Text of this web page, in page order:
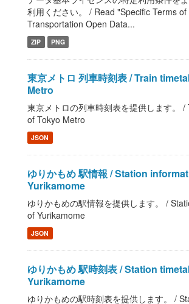
利用ください。 / Read "Specific Terms
Transportation Open Data...
ZIP PNG
東京メトロ 列車時刻表 / Train
Metro
東京メトロの列車時刻表を提供します。
of Tokyo Metro
JSON
ゆりかもめ 駅情報 / Station
Yurikamome
ゆりかもめの駅情報を提供します。 /
of Yurikamome
JSON
ゆりかもめ 駅時刻表 / Station
Yurikamome
ゆりかもめの駅時刻表を提供します。 /